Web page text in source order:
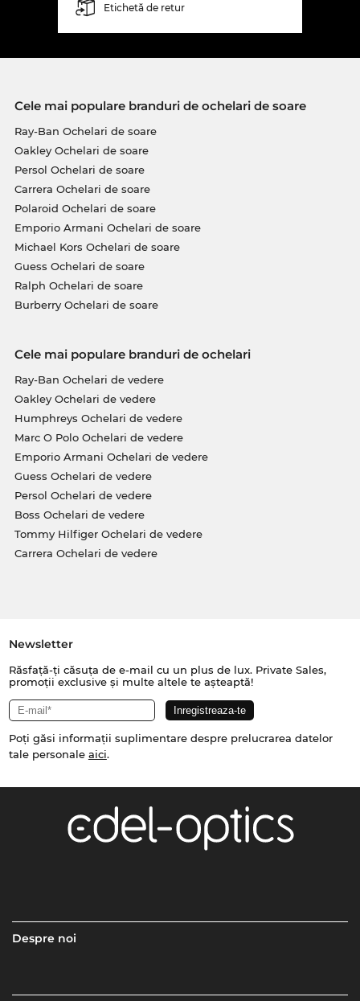
Etichetă de retur
Cele mai populare branduri de ochelari de soare
Ray-Ban Ochelari de soare
Oakley Ochelari de soare
Persol Ochelari de soare
Carrera Ochelari de soare
Polaroid Ochelari de soare
Emporio Armani Ochelari de soare
Michael Kors Ochelari de soare
Guess Ochelari de soare
Ralph Ochelari de soare
Burberry Ochelari de soare
Cele mai populare branduri de ochelari
Ray-Ban Ochelari de vedere
Oakley Ochelari de vedere
Humphreys Ochelari de vedere
Marc O Polo Ochelari de vedere
Emporio Armani Ochelari de vedere
Guess Ochelari de vedere
Persol Ochelari de vedere
Boss Ochelari de vedere
Tommy Hilfiger Ochelari de vedere
Carrera Ochelari de vedere
Newsletter
Răsfață-ți căsuța de e-mail cu un plus de lux. Private Sales,
promoții exclusive și multe altele te așteaptă!
Poți găsi informații suplimentare despre prelucrarea datelor
tale personale aici.
Despre noi